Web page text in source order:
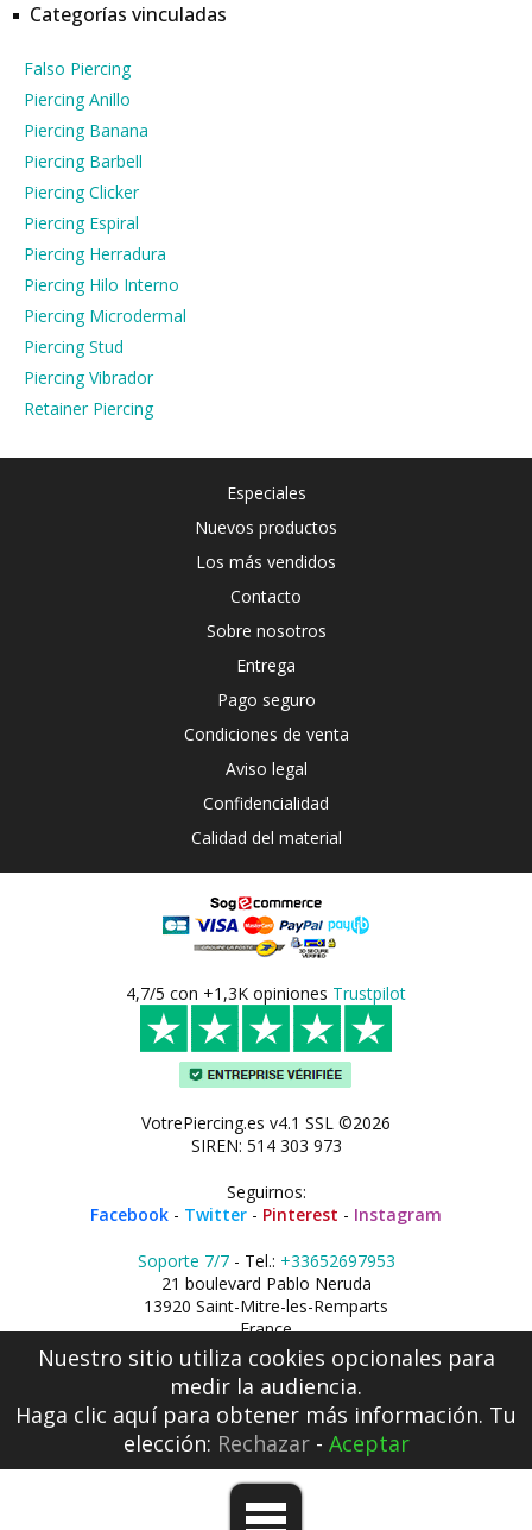
Categorías vinculadas
Falso Piercing
Piercing Anillo
Piercing Banana
Piercing Barbell
Piercing Clicker
Piercing Espiral
Piercing Herradura
Piercing Hilo Interno
Piercing Microdermal
Piercing Stud
Piercing Vibrador
Retainer Piercing
Especiales
Nuevos productos
Los más vendidos
Contacto
Sobre nosotros
Entrega
Pago seguro
Condiciones de venta
Aviso legal
Confidencialidad
Calidad del material
4,7/5 con +1,3K opiniones Trustpilot
VotrePiercing.es v4.1 SSL ©2026
SIREN: 514 303 973
Seguirnos:
Facebook - Twitter - Pinterest - Instagram
Soporte 7/7- Tel.: +33652697953
21 boulevard Pablo Neruda
13920 Saint-Mitre-les-Remparts
France
Nuestro sitio utiliza cookies opcionales para
medir la audiencia.
Haga clic aquípara obtener más información. Tu
elección: Rechazar- Aceptar